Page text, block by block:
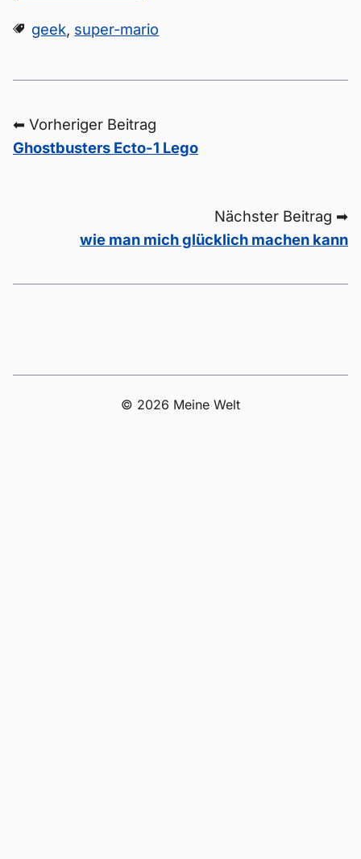
geek, super-mario
⬅ Vorheriger Beitrag
Ghostbusters Ecto-1 Lego
Nächster Beitrag ➡
wie man mich glücklich machen kann
© 2026 Meine Welt